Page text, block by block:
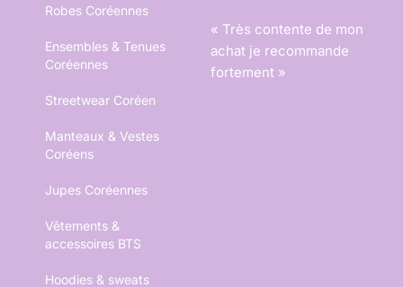
Robes Coréennes
Ensembles & Tenues
Coréennes
Streetwear Coréen
Manteaux & Vestes
Coréens
Jupes Coréennes
Vêtements &
accessoires BTS
Hoodies & sweats
« Très contente de mon
achat je recommande
fortement »